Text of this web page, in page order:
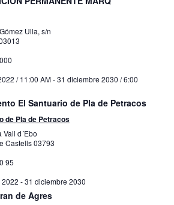
Ulla, s/n
/ 11:00 AM-31 diciembre 2030 / 6:00
El Santuario de Pla de Petracos
de Pla de Petracos
Vall d´Ebo
Castells03793
95
2022 -31 diciembre 2030
de Agres